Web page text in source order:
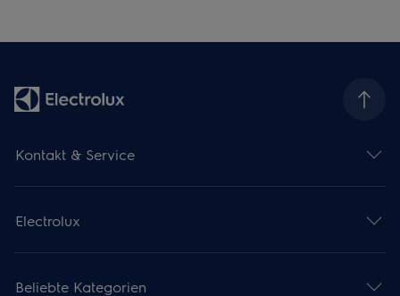
Kontakt & Service
Electrolux
Beliebte Kategorien